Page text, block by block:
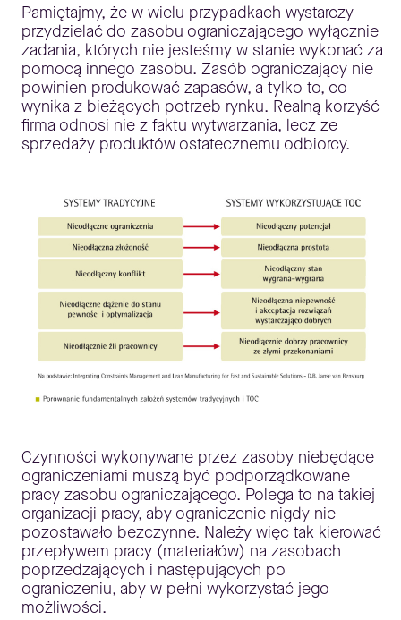
Pamiętajmy, że w wielu przypadkach wystarczy
przydzielać do zasobu ograniczającego wyłącznie
zadania, których nie jesteśmy w stanie wykonać za
pomocą innego zasobu. Zasób ograniczający nie
powinien produkować zapasów, a tylko to, co
wynika z bieżących potrzeb rynku. Realną korzyść
firma odnosi nie z faktu wytwarzania, lecz ze
sprzedaży produktów ostatecznemu odbiorcy.
Czynności wykonywane przez zasoby niebędące
ograniczeniami muszą być podporządkowane
pracy zasobu ograniczającego. Polega to na takiej
organizacji pracy, aby ograniczenie nigdy nie
pozostawało bezczynne. Należy więc tak kierować
przepływem pracy (materiałów) na zasobach
poprzedzających i następujących po
ograniczeniu, aby w pełni wykorzystać jego
możliwości.